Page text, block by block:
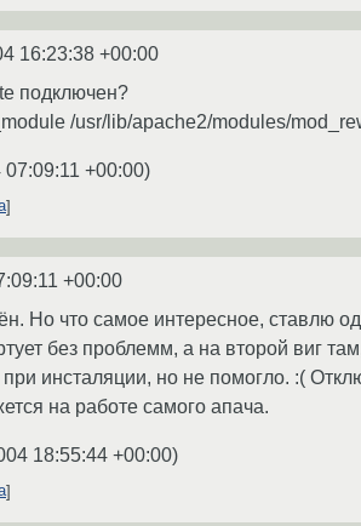
16:23:38 +00:00
подключен?
/usr/lib/apache2/modules/
+00:00)
+00:00
Но что самое интересное, ставлю
без проблемм, а на второй виг
инсталяции, но не помогло. :(
на работе самого апача.
18:55:44 +00:00)